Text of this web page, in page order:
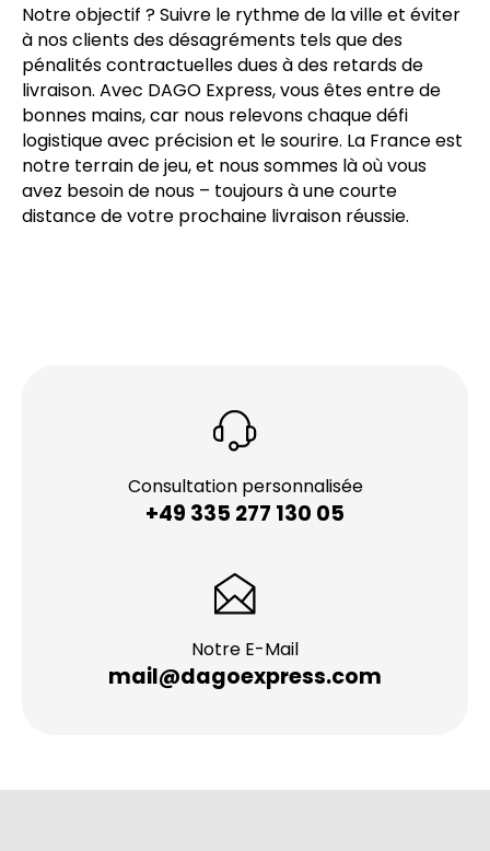
Notre objectif ? Suivre le rythme de la ville et éviter
à nos clients des désagréments tels que des
pénalités contractuelles dues à des retards de
livraison. Avec DAGO Express, vous êtes entre de
bonnes mains, car nous relevons chaque défi
logistique avec précision et le sourire. La France est
notre terrain de jeu, et nous sommes là où vous
avez besoin de nous – toujours à une courte
distance de votre prochaine livraison réussie.
Consultation personnalisée
+49 335 277 130 05
Notre E-Mail
mail@dagoexpress.com